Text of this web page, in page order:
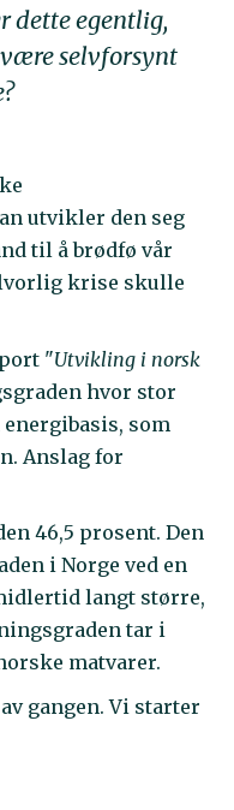
dette egentlig,
selvforsynt
utvikler den seg
til å brødfø vår
krise skulle
"Utvikling i norsk
hvor stor
som
Anslag for
46,5 prosent. Den
i Norge ved en
langt større,
tar i
matvarer.
gangen. Vi starter